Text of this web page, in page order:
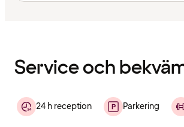
Service och
24 h reception Parkering